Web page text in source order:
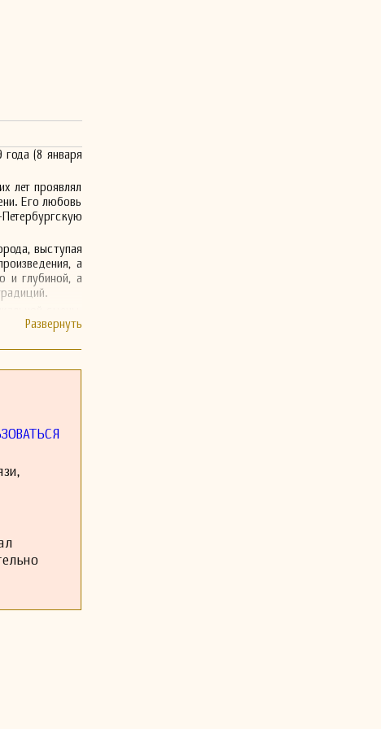
года (8 января
лет проявлял
Его любовь
выступая
а
и глубиной, а
камерную
на талант и
на то,
многие
четкое
Его работы,